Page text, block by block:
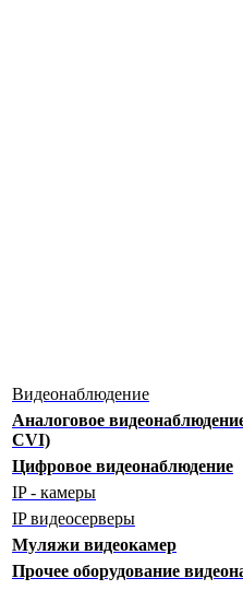
Видеонаблюдение
Аналоговое
CVI)
Цифровое видеонаблюдение
IP - камеры
IP видеосерверы
Муляжи видеокамер
Прочее оборудование